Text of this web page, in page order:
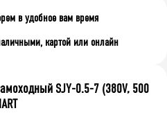
в удобное вам время
картой или онлайн
SJY-0.5-7 (380V, 500